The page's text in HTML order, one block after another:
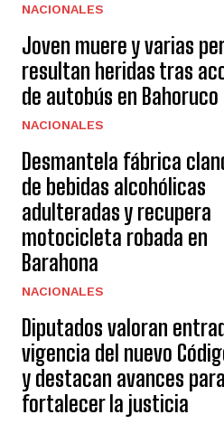
NACIONALES
Joven muere y varias
resultan heridas tras
de autobús en Bahoruco
NACIONALES
Desmantela fábrica
de bebidas alcohólicas
adulteradas y recupera
motocicleta robada en
Barahona
NACIONALES
Diputados valoran
vigencia del nuevo
y destacan avances para
fortalecer la justicia